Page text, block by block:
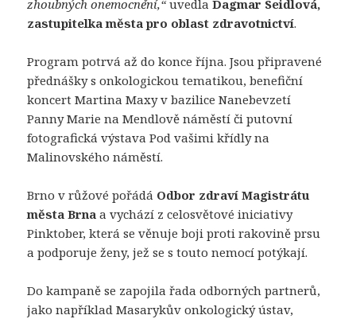
zhoubných onemocnění,“uvedla Dagmar Seidlová,
zastupitelka města pro oblast zdravotnictví.
Program potrvá až do konce října. Jsou připravené
přednášky s onkologickou tematikou, benefiční
koncert Martina Maxy v bazilice Nanebevzetí
Panny Marie na Mendlově náměstí či putovní
fotografická výstava Pod vašimi křídly na
Malinovského náměstí.
Brno v růžové pořádá Odbor zdraví Magistrátu
města Brna a vychází z celosvětové iniciativy
Pinktober, která se věnuje boji proti rakovině prsu
a podporuje ženy, jež se s touto nemocí potýkají.
Do kampaně se zapojila řada odborných partnerů,
jako například Masarykův onkologický ústav,